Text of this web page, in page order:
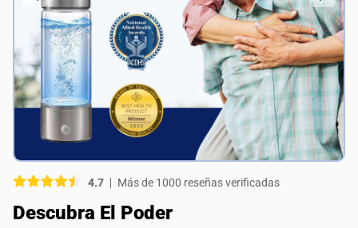
4.7 Más de 1000 reseñas verificadas
Descubra El Poder
Fotografía (opcional)
Seleccione sus imágenes
Seleccione sus imágenes
¿Recomienda este producto?
Sí
No